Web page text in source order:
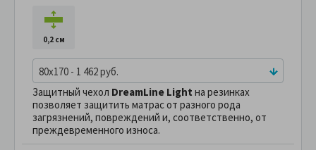
0,2 см
80x170 - 1 462 руб.
Защитный чехол DreamLine Light на резинках
позволяет защитить матрас от разного рода
загрязнений, повреждений и, соответственно, от
преждевременного износа.